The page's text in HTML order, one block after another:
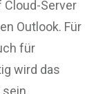
Cloud-Server
Outlook. Für
für
wird das